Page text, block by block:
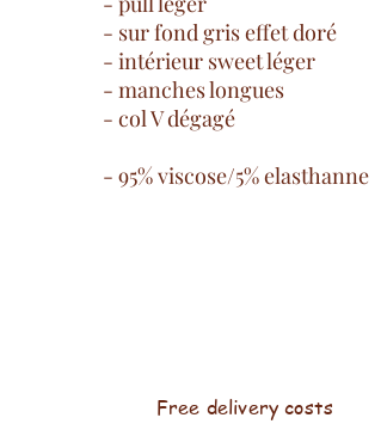
- sur fond gris effet doré
- intérieur sweet léger
- manches longues
- col V dégagé
- 95% viscose/5% elasthanne
Free delivery costs